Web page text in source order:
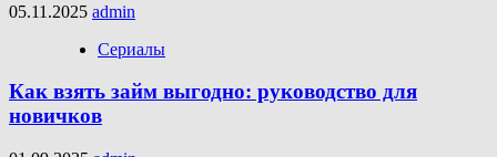
05.11.2025 admin
Сериалы
Как взять займ выгодно: руководство для
новичков